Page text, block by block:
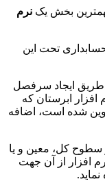
بخش یک نرم
تحت این
طریق ایجاد سرفصل
ابرستان که
شده است، اضافه
سطوح کل، معین و یا
افزار از آن جهت